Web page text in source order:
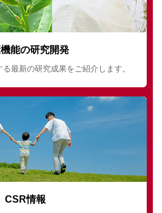
能の研究開発
最新の研究成果をご紹介します。
CSR情報